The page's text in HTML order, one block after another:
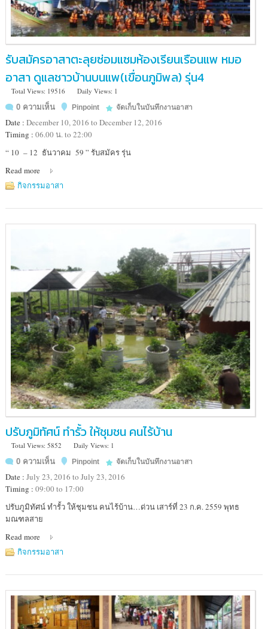
รับสมัครอาสาตะลุยซ่อมแซมห้องเรียนเรือนแพ หมอ
อาสา ดูแลชาวบ้านบนแพ(เขื่อนภูมิพล) รุ่น4
Total Views: 19516
Daily Views: 1
0 ความเห็น
Pinpoint จัดเก็บในบันทึกงานอาสา
Date : December 10, 2016 to December 12, 2016
Timing : 06.00 น. to 22:00
Location
โรงเรียน
เรือน
“ 10 – 12 ธันวาคม 59 ” รับสมัคร รุ่น
Read more
กิจกรรมอาสา
ปรับภูมิทัศน์ ทำรั้ว ให้ชุมชน คนไร้บ้าน
Total Views: 5852
Daily Views: 1
0 ความเห็น
Pinpoint จัดเก็บในบันทึกงานอาสา
Date : July 23, 2016 to July 23, 2016
Timing : 09:00 to 17:00
Location
:
มณฑล
สาย
ปรับภูมิทัศน์ ทำรั้ว ให้ชุมชน คนไร้บ้าน…ด่วน เสาร์ที่ 23 ก.ค. 2559 พุทธ
มณฑลสาย
Read more
กิจกรรมอาสา